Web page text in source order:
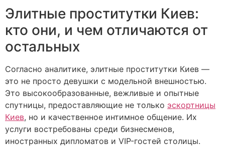
Элитные проститутки Киев:
кто они, и чем отличаются от
остальных
Согласно аналитике, элитные проститутки Киев —
это не просто девушки с модельной внешностью.
Это высокообразованные, вежливые и опытные
спутницы, предоставляющие не только эскортницы
Киев, но и качественное интимное общение. Их
услуги востребованы среди бизнесменов,
иностранных дипломатов и VIP-гостей столицы.